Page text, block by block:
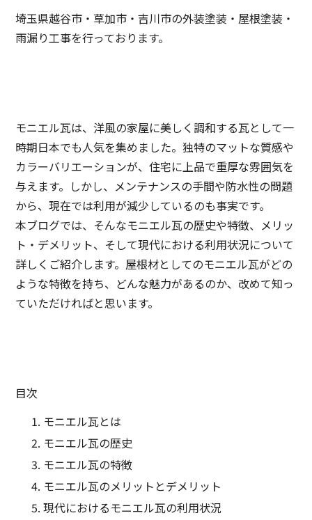
埼玉県越谷市・草加市・吉川市の外装塗装・屋根塗装・
雨漏り工事を行っております。
モニエル瓦は、洋風の家屋に美しく調和する瓦として一
時期日本でも人気を集めました。独特のマットな質感や
カラーバリエーションが、住宅に上品で重厚な雰囲気を
与えます。しかし、メンテナンスの手間や防水性の問題
から、現在では利用が減少しているのも事実です。
本ブログでは、そんなモニエル瓦の歴史や特徴、メリッ
ト・デメリット、そして現代における利用状況について
詳しくご紹介します。屋根材としてのモニエル瓦がどの
ような特徴を持ち、どんな魅力があるのか、改めて知っ
ていただければと思います。
目次
モニエル瓦とは
モニエル瓦の歴史
モニエル瓦の特徴
モニエル瓦のメリットとデメリット
現代におけるモニエル瓦の利用状況